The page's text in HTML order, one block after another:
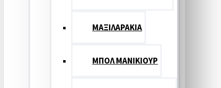
ΜΑΞΙΛΑΡΑΚΙΑ
ΜΠΟΛ ΜΑΝΙΚΙΟΥΡ